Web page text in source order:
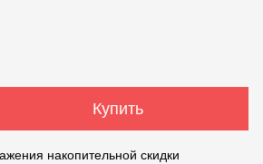
Купить
накопительной скидки